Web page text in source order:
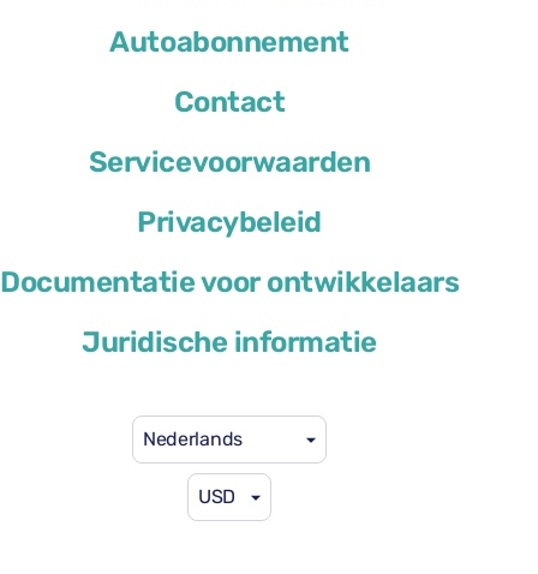
Autoabonnement
Contact
Servicevoorwaarden
Privacybeleid
Documentatie voor ontwikkelaars
Juridische informatie
Nederlands
USD
Ford Focus